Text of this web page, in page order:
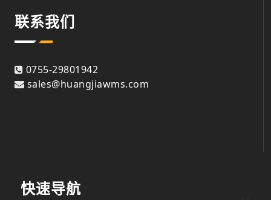
联系我们
0755-29801942
sales@huangjiawms.com
快速导航